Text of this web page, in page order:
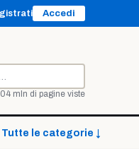
Accedi
mln di pagine viste
Tutte le categorie ↓